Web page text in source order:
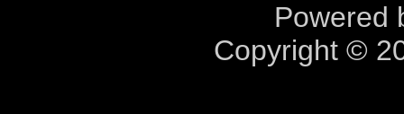
Powered
Copyright ©